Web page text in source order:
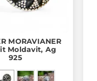
MORAVIANER
Moldavit, Ag
925